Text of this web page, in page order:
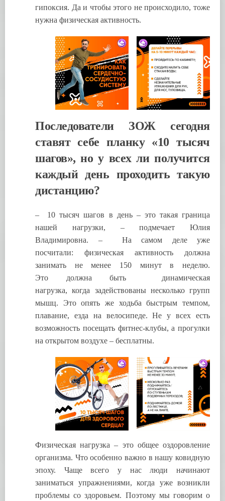
гипоксия. Да и чтобы этого не происходило, тоже
нужна физическая активность.
Последователи ЗОЖ сегодня
ставят себе планку «10 тысяч
шагов», но у всех ли получится
каждый день проходить такую
дистанцию?
– 10 тысяч шагов в день – это такая граница
нашей нагрузки, – подмечает Юлия
Владимировна. – На самом деле уже
посчитали: физическая активность должна
занимать не менее 150 минут в неделю.
Это должна быть динамическая
нагрузка, когда задействованы несколько групп
мышц. Это опять же ходьба быстрым темпом,
плавание, езда на велосипеде. Не у всех есть
возможность посещать фитнес-клубы, а прогулки
на открытом воздухе – бесплатны.
Физическая нагрузка – это общее оздоровление
организма. Что особенно важно в нашу ковидную
эпоху. Чаще всего у нас люди начинают
заниматься упражнениями, когда уже возникли
проблемы со здоровьем. Поэтому мы говорим о